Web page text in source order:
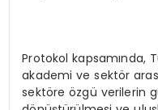
Protokol kapsamında,
akademi ve sektör
sektöre özgü verilerin